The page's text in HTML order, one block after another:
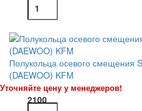
Полукольца осевого смещения
(DAEWOO) KFM
Уточняйте цену у менеджеров!
2100